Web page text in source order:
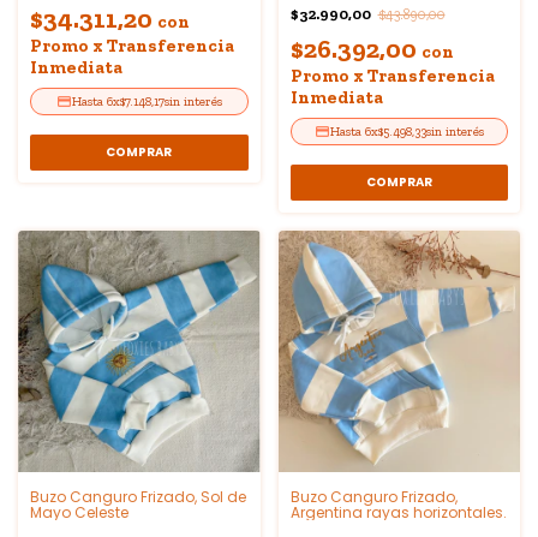
$34.311,20 con
Promo x Transferencia
Inmediata
6x$7.148,17sin interés
COMPRAR
$32.990,00 $43.890,00
$26.392,00 con
Promo x Transferencia
Inmediata
6x$5.498,33sin interés
COMPRAR
Buzo Canguro Frizado, Sol de
Mayo Celeste
Buzo Canguro Frizado,
Argentina rayas horizontales.